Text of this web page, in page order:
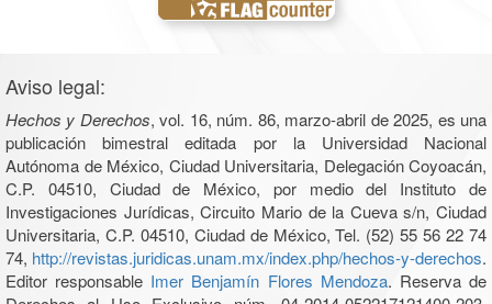
Aviso legal:
Hechos y Derechos, vol. 16, núm. 86, marzo-abril de 2025, es una
publicación bimestral editada por la Universidad Nacional
Autónoma de México, Ciudad Universitaria, Delegación Coyoacán,
C.P. 04510, Ciudad de México, por medio del Instituto de
Investigaciones Jurídicas, Circuito Mario de la Cueva s/n, Ciudad
Universitaria, C.P. 04510, Ciudad de México, Tel. (52) 55 56 22 74
74, http://revistas.juridicas.unam.mx/index.php/hechos-y-derechos.
Editor responsable Imer Benjamín Flores Mendoza. Reserva de